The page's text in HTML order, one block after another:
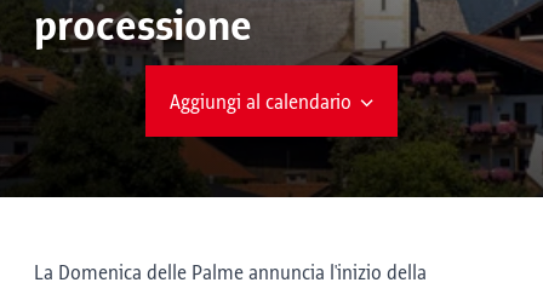
processione
Aggiungi al calendario
La Domenica delle Palme annuncia l'inizio della